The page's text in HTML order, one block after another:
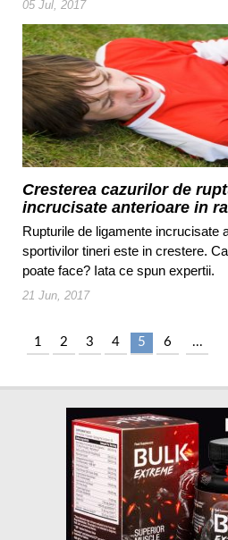
05 Jul, 2017
Cresterea cazurilor de
incrucisate anterioare in
tineri
Rupturile de ligamente incrucisate
sportivilor tineri este in crestere.
poate face? Iata ce spun expertii.
21 Jun, 2017
1 2 3 4 5 6 ...